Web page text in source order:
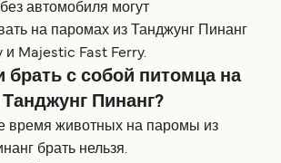
автомобиля могут
на паромах из Танджунг Пинанг
и Majestic Fast Ferry.
брать с собой питомца на
Пинанг?
время животных на паромы из
брать нельзя.